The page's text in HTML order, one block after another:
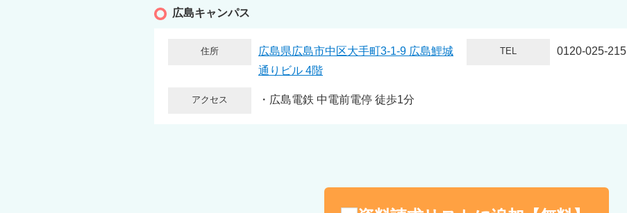
広島キャンパス
住所
広島県広島市中区大手町3-1-9 広島鯉城
通りビル 4階
TEL 0120-025-215
アクセス ・広島電鉄 中電前電停 徒歩1分